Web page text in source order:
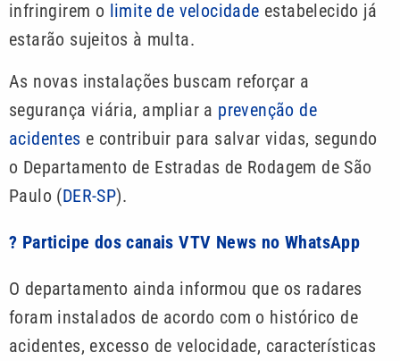
infringirem o limite de velocidade estabelecido já
estarão sujeitos à multa.
As novas instalações buscam reforçar a
segurança viária, ampliar a prevenção de
acidentes e contribuir para salvar vidas, segundo
o Departamento de Estradas de Rodagem de São
Paulo (DER-SP).
? Participe dos canais VTV News no WhatsApp
O departamento ainda informou que os radares
foram instalados de acordo com o histórico de
acidentes, excesso de velocidade, características